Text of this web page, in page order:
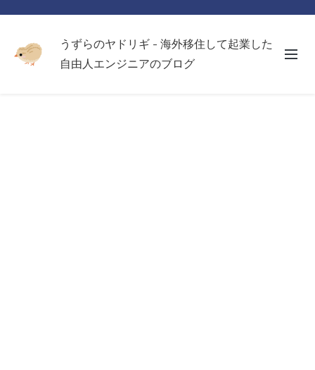
うずらのヤドリギ - 海外移住して起業した
自由人エンジニアのブログ